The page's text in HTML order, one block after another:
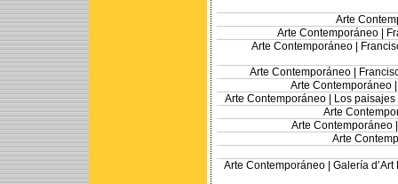
Arte
Arte Contemporáneo |
Arte Contemporáneo |
Arte Contemporáneo |
Arte Contemporáneo
Arte Contemporáneo |
Los
Arte
Arte Contemporáneo
Arte
Arte Contemporáneo | Galería